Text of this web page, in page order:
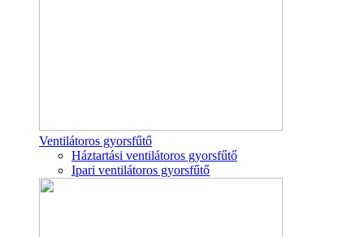
Ventilátoros gyorsfűtő
Háztartási ventilátoros gyorsfűtő
Ipari ventilátoros gyorsfűtő